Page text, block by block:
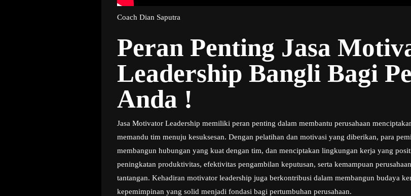
Coach Dian Saputra
Peran Penting Jasa
Leadership Bangli Bagi
Anda !
Jasa Motivator Leadership memiliki peran penting dalam membantu perusahaan
memandu tim menuju kesuksesan. Dengan pelatihan dan motivasi yang diberikan, para
membangun hubungan yang kuat dengan tim, dan menciptakan lingkungan kerja yang
peningkatan produktivitas, efektivitas pengambilan keputusan, serta kemampuan
tantangan. Kehadiran motivator leadership juga berkontribusi dalam membangun budaya
kepemimpinan yang solid menjadi fondasi bagi pertumbuhan perusahaan.